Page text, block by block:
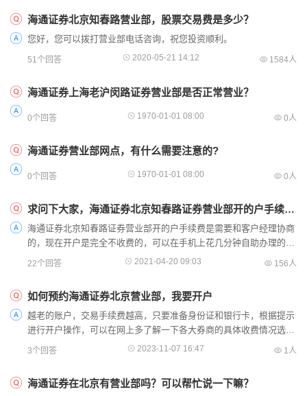
海通证券北京知春路营业部，股票交易费是多少？
您好，您可以拨打营业部电话咨询，祝您投资顺利。
51个回答 2020-05-21 14:12 1584人
海通证券上海老沪闵路证券营业部是否正常营业？
0个回答 1970-01-01 08:00 0人
海通证券营业部网点，有什么需要注意的?
0个回答 1970-01-01 08:00 0人
求问下大家，海通证券北京知春路证券营业部开的户手续费是多少？
海通证券北京知春路证券营业部开的户手续费是需要和客户经理协商
的，现在开户是完全不收费的，可以在手机上花几分钟自助办理的，
备好您的身份证和银行卡就行了，开户预约我交易手续费能节...
22个回答 2021-04-20 09:03 156人
如何预约海通证券北京营业部，我要开户
越老的账户，交易手续费越高，只要准备身份证和银行卡，根据提示
进行开户操作，可以在网上多了解一下各大券商的具体收费情况选择
我司开户的话佣金直接给到很 低 ，尤其是针对大资金和交易频繁的
3个回答 2023-11-07 16:47 1人
海通证券在北京有营业部吗？可以帮忙说一下嘛？